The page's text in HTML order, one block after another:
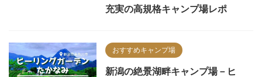
充実の高規格キャンプ場レポ
おすすめキャンプ場
新潟の絶景湖畔キャンプ場－ヒ